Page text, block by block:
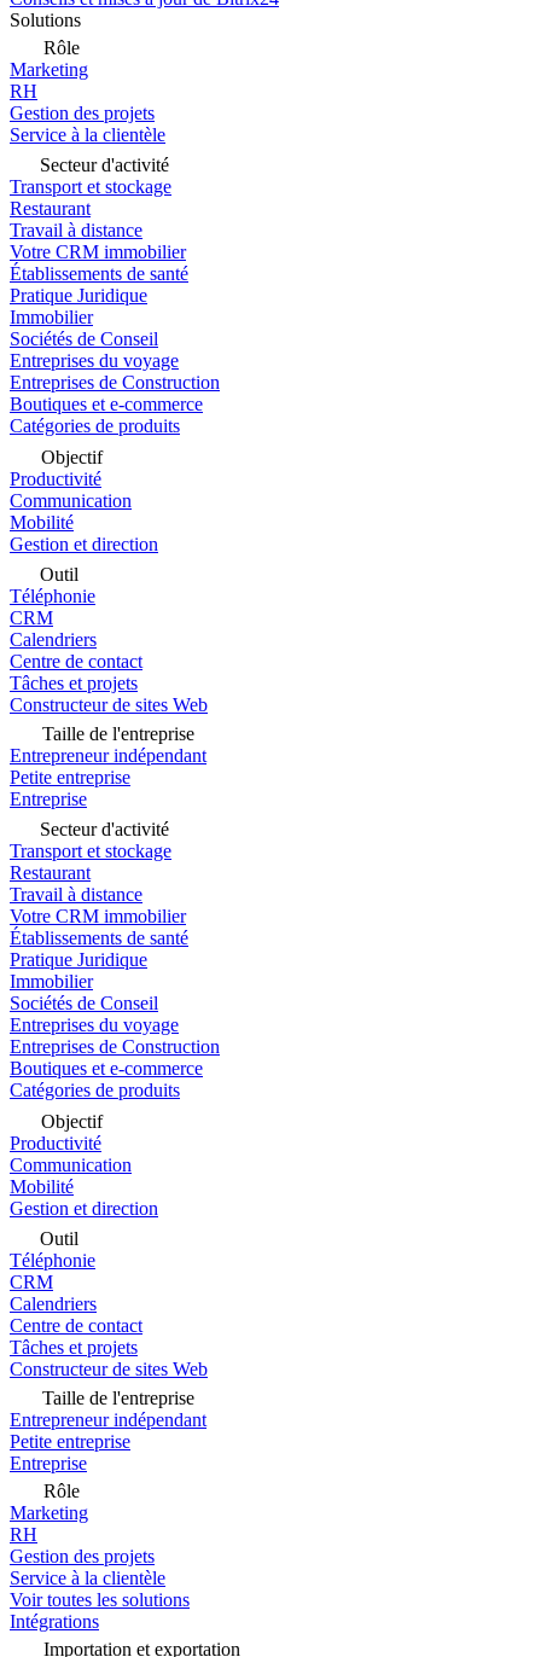
Solutions
Rôle
Marketing
RH
Gestion des projets
Service à la clientèle
Secteur d'activité
Transport et stockage
Restaurant
Travail à distance
Votre CRM immobilier
Établissements de santé
Pratique Juridique
Immobilier
Sociétés de Conseil
Entreprises du voyage
Entreprises de Construction
Boutiques et e-commerce
Catégories de produits
Objectif
Productivité
Communication
Mobilité
Gestion et direction
Outil
Téléphonie
CRM
Calendriers
Centre de contact
Tâches et projets
Constructeur de sites Web
Taille de l'entreprise
Entrepreneur indépendant
Petite entreprise
Entreprise
Secteur d'activité
Transport et stockage
Restaurant
Travail à distance
Votre CRM immobilier
Établissements de santé
Pratique Juridique
Immobilier
Sociétés de Conseil
Entreprises du voyage
Entreprises de Construction
Boutiques et e-commerce
Catégories de produits
Objectif
Productivité
Communication
Mobilité
Gestion et direction
Outil
Téléphonie
CRM
Calendriers
Centre de contact
Tâches et projets
Constructeur de sites Web
Taille de l'entreprise
Entrepreneur indépendant
Petite entreprise
Entreprise
Rôle
Marketing
RH
Gestion des projets
Service à la clientèle
Voir toutes les solutions
Intégrations
Importation et exportation